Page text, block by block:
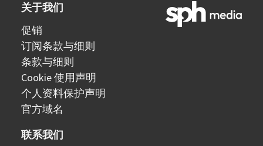
关于我们
促销
订阅条款与细则
条款与细则
Cookie 使用声明
个人资料保护声明
官方域名
联系我们